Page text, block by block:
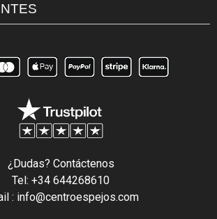
¿Dudas? Contáctenos
Tel: +34 644268610
: info@centroespejos.com